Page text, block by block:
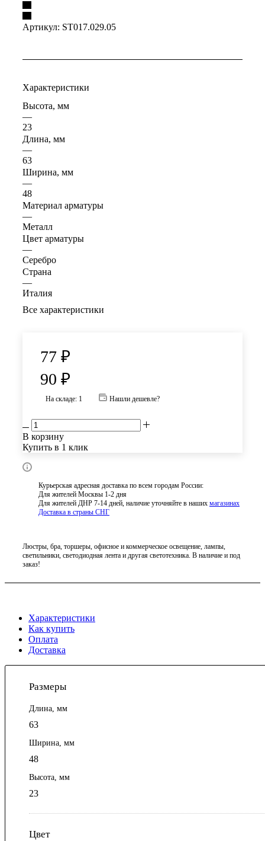
Артикул: ST017.029.05
Характеристики
Высота, мм
—
23
Длина, мм
—
63
Ширина, мм
—
48
Материал арматуры
—
Металл
Цвет арматуры
—
Серебро
Страна
—
Италия
Все характеристики
77 ₽
90 ₽
На складе: 1 Нашли дешевле?
В корзину
Купить в 1 клик
Курьерская адресная доставка по всем городам России:
Для жителей Москвы 1-2 дня
Для жителей ДНР 7-14 дней, наличие уточняйте в наших магазинах
Доставка в страны СНГ
Люстры, бра, торшеры, офисное и коммерческое освещение, лампы,
светильники, светодиодная лента и другая светотехника. В наличие и под
заказ!
Характеристики
Как купить
Оплата
Доставка
Размеры
Длина, мм
63
Ширина, мм
48
Высота, мм
23
Цвет